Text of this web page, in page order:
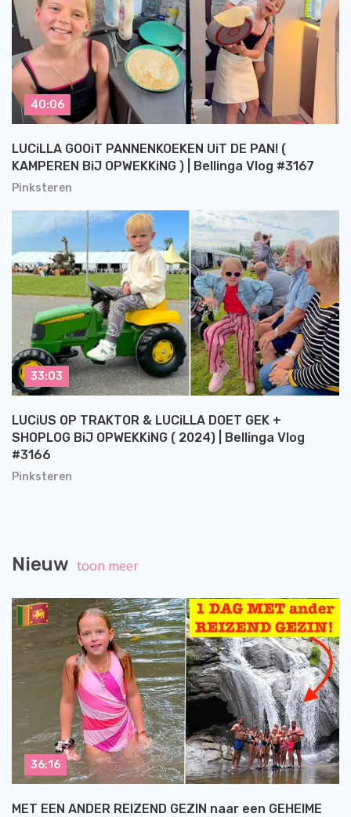
Pinksteren
LUCiLLA GOOiT PANNENKOEKEN UiT DE PAN! (
KAMPEREN BiJ OPWEKKiNG ) | Bellinga Vlog #3167
40:06
Pinksteren
LUCiUS OP TRAKTOR & LUCiLLA DOET GEK +
SHOPLOG BiJ OPWEKKiNG ( 2024) | Bellinga Vlog
#3166
33:03
Nieuw toon meer
MET EEN ANDER REIZEND GEZIN naar een GEHEIME
36:16